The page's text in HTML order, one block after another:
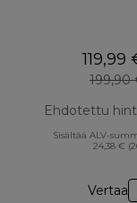
119,99
199,90
Ehdotettu
Sisältää ALV-
24,38 €
Vertaa